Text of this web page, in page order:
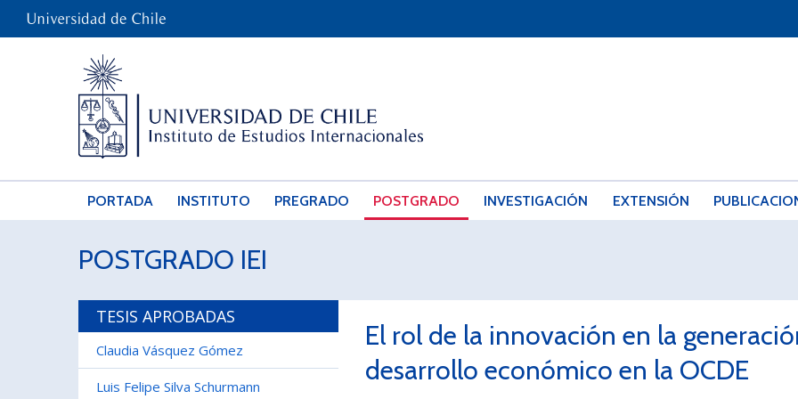
PORTADA INSTITUTO PREGRADO POSTGRADO INVESTIGACIÓN EXTENSIÓN
POSTGRADO IEI
TESIS APROBADAS
Claudia Vásquez Gómez
Luis Felipe Silva Schurmann
El rol de la innovación en la
desarrollo económico en la OCDE